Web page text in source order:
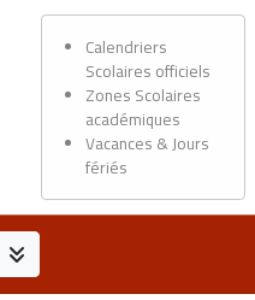
Calendriers
Scolaires officiels
Zones Scolaires
académiques
Vacances & Jours
fériés